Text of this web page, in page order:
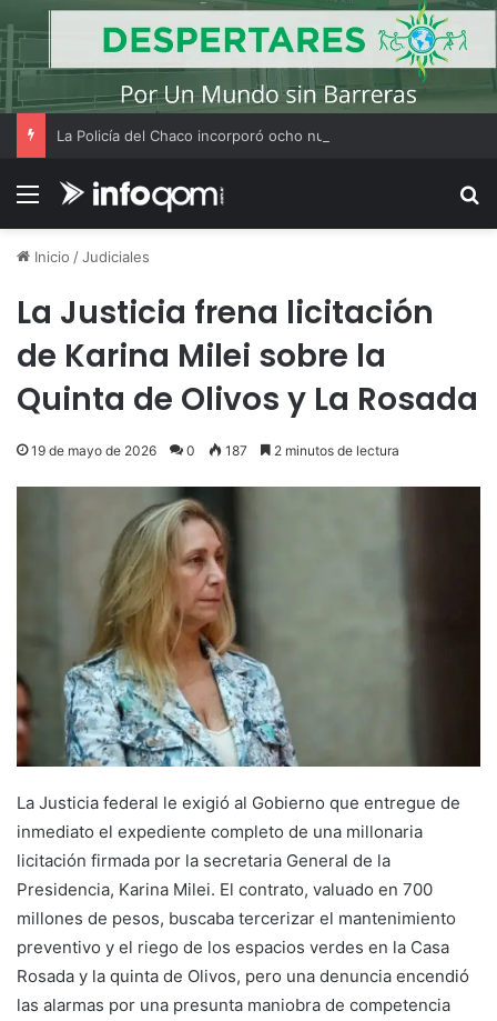
Menú
Inicio /Judiciales
La Justicia frena licitación
de Karina Milei sobre la
Quinta de Olivos y La Rosada
19 de mayo de 2026 0 187 2 minutos de lectura
La Justicia federal le exigió al Gobierno que entregue de
inmediato el expediente completo de una millonaria
licitación firmada por la secretaria General de la
Presidencia, Karina Milei. El contrato, valuado en 700
millones de pesos, buscaba tercerizar el mantenimiento
preventivo y el riego de los espacios verdes en la Casa
Rosada y la quinta de Olivos, pero una denuncia encendió
las alarmas por una presunta maniobra de competencia